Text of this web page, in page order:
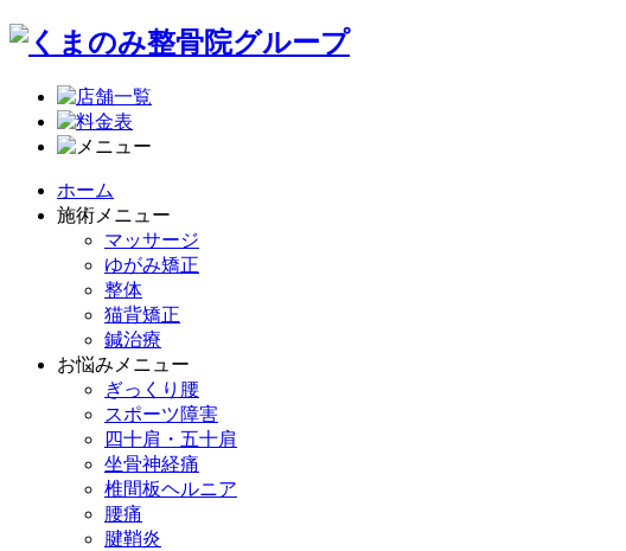
ホーム
施術メニュー
マッサージ
ゆがみ矯正
整体
猫背矯正
鍼治療
お悩みメニュー
ぎっくり腰
スポーツ障害
四十肩・五十肩
坐骨神経痛
椎間板ヘルニア
腰痛
腱鞘炎